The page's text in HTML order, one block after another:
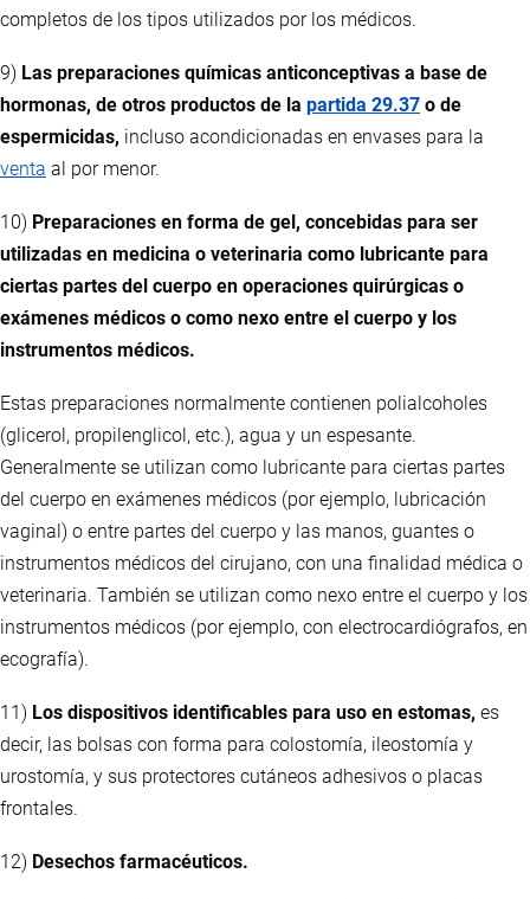
completos de los tipos utilizados por los médicos.
9) Las preparaciones químicas anticonceptivas a base de
hormonas, de otros productos de la partida 29.37 o de
espermicidas, incluso acondicionadas en envases para la
venta al por menor.
10) Preparaciones en forma de gel, concebidas para ser
utilizadas en medicina o veterinaria como lubricante para
ciertas partes del cuerpo en operaciones quirúrgicas o
exámenes médicos o como nexo entre el cuerpo y los
instrumentos médicos.
Estas preparaciones normalmente contienen polialcoholes
(glicerol, propilenglicol, etc.), agua y un espesante.
Generalmente se utilizan como lubricante para ciertas partes
del cuerpo en exámenes médicos (por ejemplo, lubricación
vaginal) o entre partes del cuerpo y las manos, guantes o
instrumentos médicos del cirujano, con una finalidad médica o
veterinaria. También se utilizan como nexo entre el cuerpo y los
instrumentos médicos (por ejemplo, con electrocardiógrafos, en
ecografía).
11) Los dispositivos identificables para uso en estomas, es
decir, las bolsas con forma para colostomía, ileostomía y
urostomía, y sus protectores cutáneos adhesivos o placas
frontales.
12) Desechos farmacéuticos.